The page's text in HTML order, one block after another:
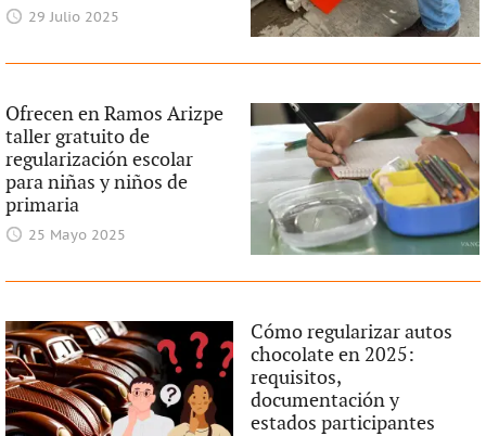
29 Julio 2025
Ofrecen en Ramos Arizpe
taller gratuito de
regularización escolar
para niñas y niños de
primaria
25 Mayo 2025
Cómo regularizar autos
chocolate en 2025:
requisitos,
documentación y
estados participantes